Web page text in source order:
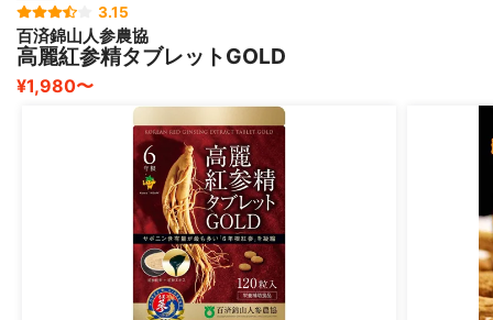
低価格で品質も良いので大変おすすめのサプリメントで
す。
健康のためにも長く飲み続けていきたいと思います。
3.15
百済錦山人参農協
高麗紅参精タブレットGOLD
¥1,980〜